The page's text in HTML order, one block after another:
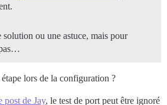
ou une astuce, mais pour
lors de la configuration ?
post de Jay, le test de port peut être ignoré